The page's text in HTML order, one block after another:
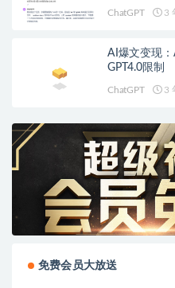
ChatGPT 3
AI爆文变现
GPT4.0限制
ChatGPT 3
免费会员大放送